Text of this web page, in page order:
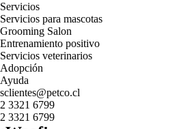
Servicios
Servicios para mascotas
Grooming Salon
Entrenamiento positivo
Servicios veterinarios
Adopción
Ayuda
sclientes@petco.cl
2 3321 6799
2 3321 6799